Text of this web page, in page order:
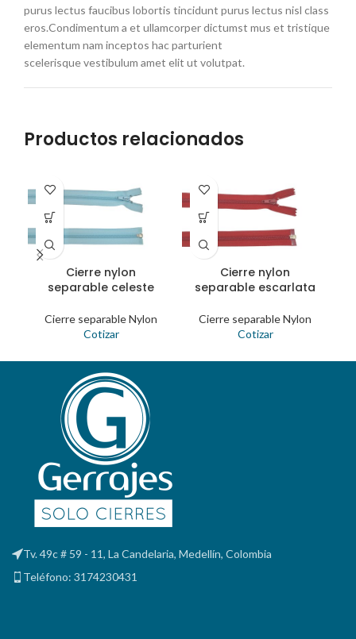
purus lectus faucibus lobortis tincidunt purus lectus nisl class
eros.Condimentum a et ullamcorper dictumst mus et tristique
elementum nam inceptos hac parturient
scelerisque vestibulum amet elit ut volutpat.
Productos relacionados
Cierre nylon
separable celeste
Cierre separable Nylon
Cotizar
Cierre nylon
separable escarlata
Cierre separable Nylon
Cotizar
Tv. 49c # 59 - 11, La Candelaria, Medellín, Colombia
Teléfono: 3174230431